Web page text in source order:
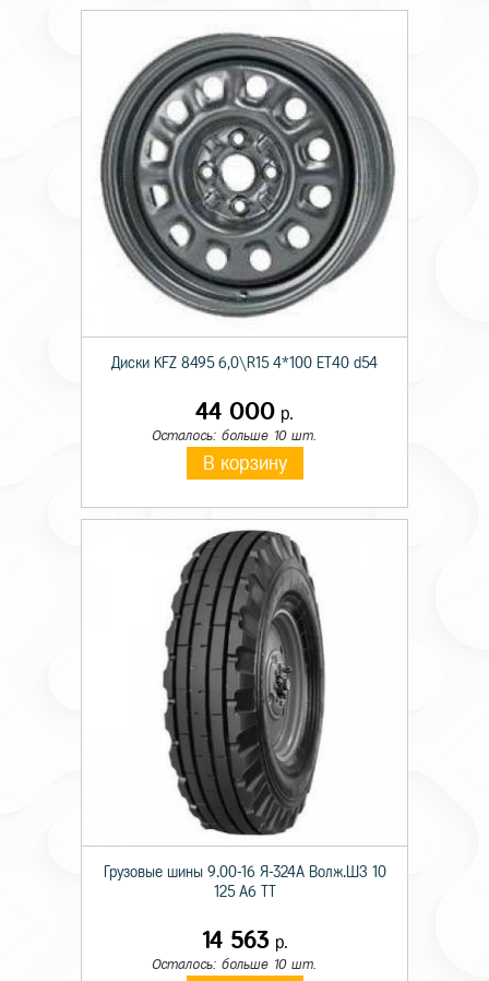
Диски KFZ 8495 6,0\R15 4*100 ET40 d54
44 000 р.
Осталось: больше 10 шт.
В корзину
Грузовые шины 9.00-16 Я-324А Волж.ШЗ 10
125 A6 TT
14 563р.
Осталось: больше 10 шт.